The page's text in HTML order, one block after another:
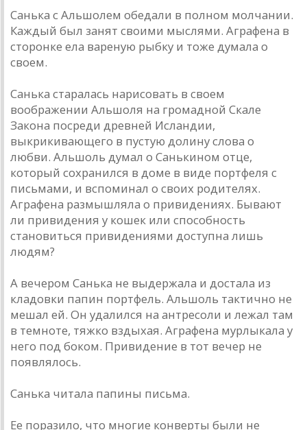
Санька с Альшолем обедали в полном молчании.
Каждый был занят своими мыслями. Аграфена в
сторонке ела вареную рыбку и тоже думала о
своем.
Санька старалась нарисовать в своем
воображении Альшоля на громадной Скале
Закона посреди древней Исландии,
выкрикивающего в пустую долину слова о
любви. Альшоль думал о Санькином отце,
который сохранился в доме в виде портфеля с
письмами, и вспоминал о своих родителях.
Аграфена размышляла о привидениях. Бывают
ли привидения у кошек или способность
становиться привидениями доступна лишь
людям?
А вечером Санька не выдержала и достала из
кладовки папин портфель. Альшоль тактично не
мешал ей. Он удалился на антресоли и лежал там
в темноте, тяжко вздыхая. Аграфена мурлыкала у
него под боком. Привидение в тот вечер не
появлялось.
Санька читала папины письма.
Ее поразило, что многие конверты были не